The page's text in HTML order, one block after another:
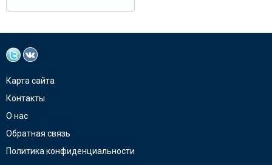
Карта сайта
Контакты
О нас
Обратная связь
Политика конфиденциальности